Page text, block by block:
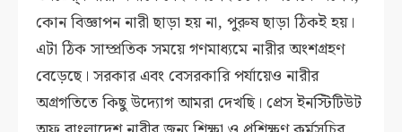
কোন বিজ্ঞাপন নারী ছাড়া হয় না, পুরুষ ছাড়া ঠিকই হয়।
এটা ঠিক সাম্প্রতিক সময়ে গণমাধ্যমে নারীর অংশগ্রহণ
বেড়েছে। সরকার এবং বেসরকারি পর্যায়েও নারীর
অগ্রগতিতে কিছু উদ্যোগ আমরা দেখছি। প্রেস ইনস্টিটিউট